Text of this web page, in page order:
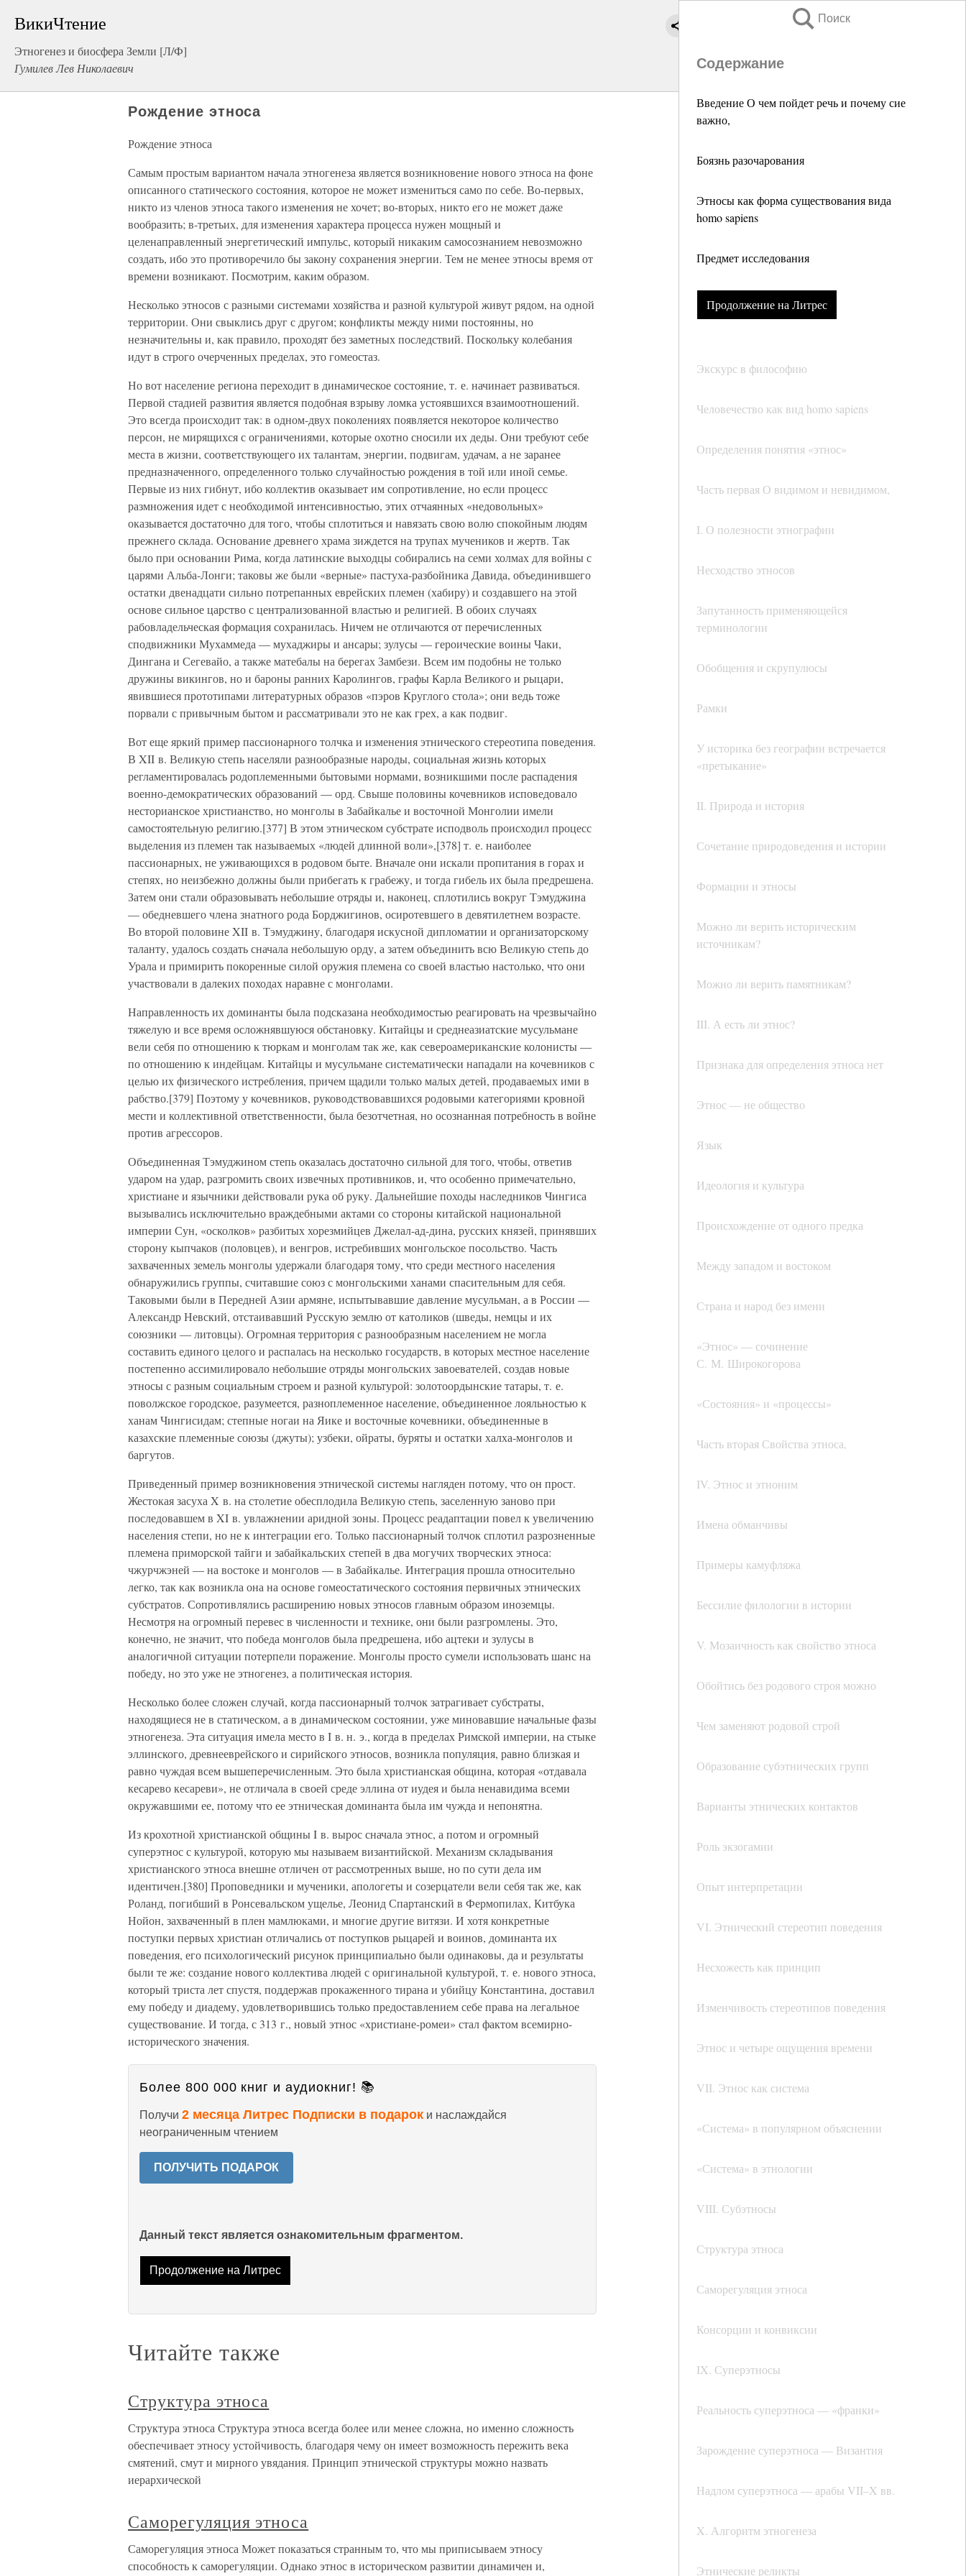
ВикиЧтение
Этногенез и биосфера Земли [Л/Ф]
Гумилев Лев Николаевич
Поиск
Содержание
Введение О чем пойдет речь и почему сие
важно,
Боязнь разочарования
Этносы как форма существования вида
homo sapiens
Предмет исследования
Продолжение на Литрес
Экскурс в философию
Человечество как вид homo sapiens
Определения понятия «этнос»
Часть первая О видимом и невидимом,
I. О полезности этнографии
Несходство этносов
Запутанность применяющейся
терминологии
Обобщения и скрупулюсы
Рамки
У историка без географии встречается
«претыкание»
II. Природа и история
Сочетание природоведения и истории
Формации и этносы
Можно ли верить историческим
источникам?
Можно ли верить памятникам?
III. А есть ли этнос?
Признака для определения этноса нет
Этнос — не общество
Язык
Идеология и культура
Происхождение от одного предка
Между западом и востоком
Страна и народ без имени
«Этнос» — сочинение
С. М. Широкогорова
«Состояния» и «процессы»
Часть вторая Свойства этноса,
IV. Этнос и этноним
Имена обманчивы
Примеры камуфляжа
Бессилие филологии в истории
V. Мозаичность как свойство этноса
Обойтись без родового строя можно
Чем заменяют родовой строй
Образование субэтнических групп
Варианты этнических контактов
Роль экзогамии
Опыт интерпретации
VI. Этнический стереотип поведения
Несхожесть как принцип
Изменчивость стереотипов поведения
Этнос и четыре ощущения времени
VII. Этнос как система
«Система» в популярном объяснении
«Система» в этнологии
VIII. Субэтносы
Структура этноса
Саморегуляция этноса
Консорции и конвиксии
IX. Суперэтносы
Реальность суперэтноса — «франки»
Зарождение суперэтноса — Византия
Надлом суперэтноса — арабы VII–X вв.
X. Алгоритм этногенеза
Этнические реликты
Рождение этноса
Рождение этноса
Самым простым вариантом начала этногенеза является возникновение нового этноса на фоне
описанного статического состояния, которое не может измениться само по себе. Во-первых,
никто из членов этноса такого изменения не хочет; во-вторых, никто его не может даже
вообразить; в-третьих, для изменения характера процесса нужен мощный и
целенаправленный энергетический импульс, который никаким самосознанием невозможно
создать, ибо это противоречило бы закону сохранения энергии. Тем не менее этносы время от
времени возникают. Посмотрим, каким образом.
Несколько этносов с разными системами хозяйства и разной культурой живут рядом, на одной
территории. Они свыклись друг с другом; конфликты между ними постоянны, но
незначительны и, как правило, проходят без заметных последствий. Поскольку колебания
идут в строго очерченных пределах, это гомеостаз.
Но вот население региона переходит в динамическое состояние, т. е. начинает развиваться.
Первой стадией развития является подобная взрыву ломка устоявшихся взаимоотношений.
Это всегда происходит так: в одном-двух поколениях появляется некоторое количество
персон, не мирящихся с ограничениями, которые охотно сносили их деды. Они требуют себе
места в жизни, соответствующего их талантам, энергии, подвигам, удачам, а не заранее
предназначенного, определенного только случайностью рождения в той или иной семье.
Первые из них гибнут, ибо коллектив оказывает им сопротивление, но если процесс
размножения идет с необходимой интенсивностью, этих отчаянных «недовольных»
оказывается достаточно для того, чтобы сплотиться и навязать свою волю спокойным людям
прежнего склада. Основание древнего храма зиждется на трупах мучеников и жертв. Так
было при основании Рима, когда латинские выходцы собирались на семи холмах для войны с
царями Альба-Лонги; таковы же были «верные» пастуха-разбойника Давида, объединившего
остатки двенадцати сильно потрепанных еврейских племен (хабиру) и создавшего на этой
основе сильное царство с централизованной властью и религией. В обоих случаях
рабовладельческая формация сохранилась. Ничем не отличаются от перечисленных
сподвижники Мухаммеда — мухаджиры и ансары; зулусы — героические воины Чаки,
Дингана и Сегевайо, а также матебалы на берегах Замбези. Всем им подобны не только
дружины викингов, но и бароны ранних Каролингов, графы Карла Великого и рыцари,
явившиеся прототипами литературных образов «пэров Круглого стола»; они ведь тоже
порвали с привычным бытом и рассматривали это не как грех, а как подвиг.
Вот еще яркий пример пассионарного толчка и изменения этнического стереотипа поведения.
В XII в. Великую степь населяли разнообразные народы, социальная жизнь которых
регламентировалась родоплеменными бытовыми нормами, возникшими после распадения
военно-демократических образований — орд. Свыше половины кочевников исповедовало
несторианское христианство, но монголы в Забайкалье и восточной Монголии имели
самостоятельную религию.[377] В этом этническом субстрате исподволь происходил процесс
выделения из племен так называемых «людей длинной воли»,[378] т. е. наиболее
пассионарных, не уживающихся в родовом быте. Вначале они искали пропитания в горах и
степях, но неизбежно должны были прибегать к грабежу, и тогда гибель их была предрешена.
Затем они стали образовывать небольшие отряды и, наконец, сплотились вокруг Тэмуджина
— обедневшего члена знатного рода Борджигинов, осиротевшего в девятилетнем возрасте.
Во второй половине XII в. Тэмуджину, благодаря искусной дипломатии и организаторскому
таланту, удалось создать сначала небольшую орду, а затем объединить всю Великую степь до
Урала и примирить покоренные силой оружия племена со своей властью настолько, что они
участвовали в далеких походах наравне с монголами.
Направленность их доминанты была подсказана необходимостью реагировать на чрезвычайно
тяжелую и все время осложнявшуюся обстановку. Китайцы и среднеазиатские мусульмане
вели себя по отношению к тюркам и монголам так же, как североамериканские колонисты —
по отношению к индейцам. Китайцы и мусульмане систематически нападали на кочевников с
целью их физического истребления, причем щадили только малых детей, продаваемых ими в
рабство.[379] Поэтому у кочевников, руководствовавшихся родовыми категориями кровной
мести и коллективной ответственности, была безотчетная, но осознанная потребность в войне
против агрессоров.
Объединенная Тэмуджином степь оказалась достаточно сильной для того, чтобы, ответив
ударом на удар, разгромить своих извечных противников, и, что особенно примечательно,
христиане и язычники действовали рука об руку. Дальнейшие походы наследников Чингиса
вызывались исключительно враждебными актами со стороны китайской национальной
империи Сун, «осколков» разбитых хорезмийцев Джелал-ад-дина, русских князей, принявших
сторону кыпчаков (половцев), и венгров, истребивших монгольское посольство. Часть
захваченных земель монголы удержали благодаря тому, что среди местного населения
обнаружились группы, считавшие союз с монгольскими ханами спасительным для себя.
Таковыми были в Передней Азии армяне, испытывавшие давление мусульман, а в России —
Александр Невский, отстаивавший Русскую землю от католиков (шведы, немцы и их
союзники — литовцы). Огромная территория с разнообразным населением не могла
составить единого целого и распалась на несколько государств, в которых местное население
постепенно ассимилировало небольшие отряды монгольских завоевателей, создав новые
этносы с разным социальным строем и разной культурой: золотоордынские татары, т. е.
поволжское городское, разумеется, разноплеменное население, объединенное лояльностью к
ханам Чингисидам; степные ногаи на Яике и восточные кочевники, объединенные в
казахские племенные союзы (джуты); узбеки, ойраты, буряты и остатки халха-монголов и
баргутов.
Приведенный пример возникновения этнической системы нагляден потому, что он прост.
Жестокая засуха X в. на столетие обесплодила Великую степь, заселенную заново при
последовавшем в XI в. увлажнении аридной зоны. Процесс реадаптации повел к увеличению
населения степи, но не к интеграции его. Только пассионарный толчок сплотил разрозненные
племена приморской тайги и забайкальских степей в два могучих творческих этноса:
чжурчжэней — на востоке и монголов — в Забайкалье. Интеграция прошла относительно
легко, так как возникла она на основе гомеостатического состояния первичных этнических
субстратов. Сопротивлялись расширению новых этносов главным образом иноземцы.
Несмотря на огромный перевес в численности и технике, они были разгромлены. Это,
конечно, не значит, что победа монголов была предрешена, ибо ацтеки и зулусы в
аналогичной ситуации потерпели поражение. Монголы просто сумели использовать шанс на
победу, но это уже не этногенез, а политическая история.
Несколько более сложен случай, когда пассионарный толчок затрагивает субстраты,
находящиеся не в статическом, а в динамическом состоянии, уже миновавшие начальные фазы
этногенеза. Эта ситуация имела место в I в. н. э., когда в пределах Римской империи, на стыке
эллинского, древнееврейского и сирийского этносов, возникла популяция, равно близкая и
равно чуждая всем вышеперечисленным. Это была христианская община, которая «отдавала
кесарево кесареви», не отличала в своей среде эллина от иудея и была ненавидима всеми
окружавшими ее, потому что ее этническая доминанта была им чужда и непонятна.
Из крохотной христианской общины I в. вырос сначала этнос, а потом и огромный
суперэтнос с культурой, которую мы называем византийской. Механизм складывания
христианского этноса внешне отличен от рассмотренных выше, но по сути дела им
идентичен.[380] Проповедники и мученики, апологеты и созерцатели вели себя так же, как
Роланд, погибший в Ронсевальском ущелье, Леонид Спартанский в Фермопилах, Китбука
Нойон, захваченный в плен мамлюками, и многие другие витязи. И хотя конкретные
поступки первых христиан отличались от поступков рыцарей и воинов, доминанта их
поведения, его психологический рисунок принципиально были одинаковы, да и результаты
были те же: создание нового коллектива людей с оригинальной культурой, т. е. нового этноса,
который триста лет спустя, поддержав прокаженного тирана и убийцу Константина, доставил
ему победу и диадему, удовлетворившись только предоставлением себе права на легальное
существование. И тогда, с 313 г., новый этнос «христиане-ромеи» стал фактом всемирно-
исторического значения.
Более 800 000 книг и аудиокниг! 📚
Получи 2 месяца Литрес Подписки в подарок и наслаждайся
неограниченным чтением
ПОЛУЧИТЬ ПОДАРОК
Данный текст является ознакомительным фрагментом.
Продолжение на Литрес
Читайте также
Структура этноса
Структура этноса Структура этноса всегда более или менее сложна, но именно сложность
обеспечивает этносу устойчивость, благодаря чему он имеет возможность пережить века
смятений, смут и мирного увядания. Принцип этнической структуры можно назвать
иерархической
Саморегуляция этноса
Саморегуляция этноса Может показаться странным то, что мы приписываем этносу
способность к саморегуляции. Однако этнос в историческом развитии динамичен и,